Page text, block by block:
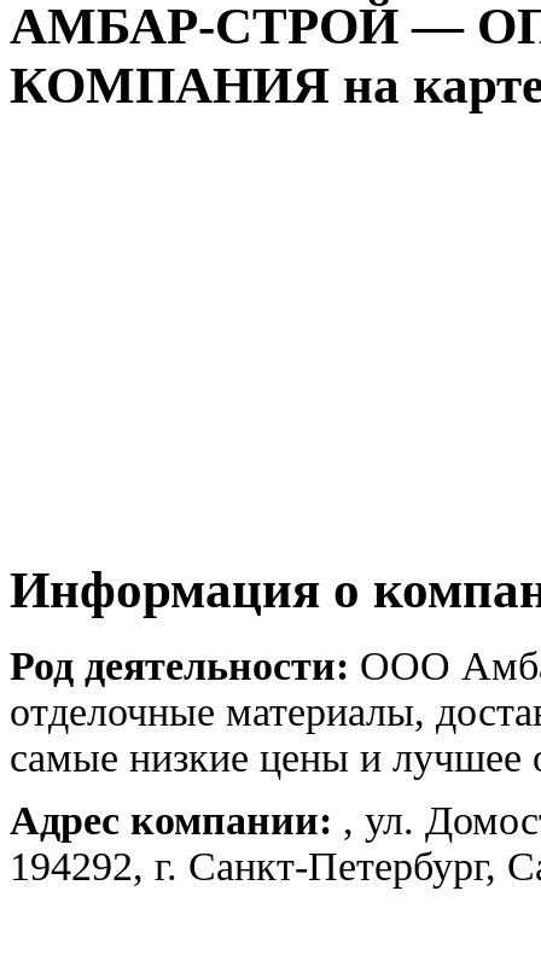
АМБАР-СТРОЙ —
КОМПАНИЯ на
Информация о
Род деятельности: ООО
отделочные материалы,
самые низкие цены и лучшее
Адрес компании: , ул.
194292, г. Санкт-Петербург,